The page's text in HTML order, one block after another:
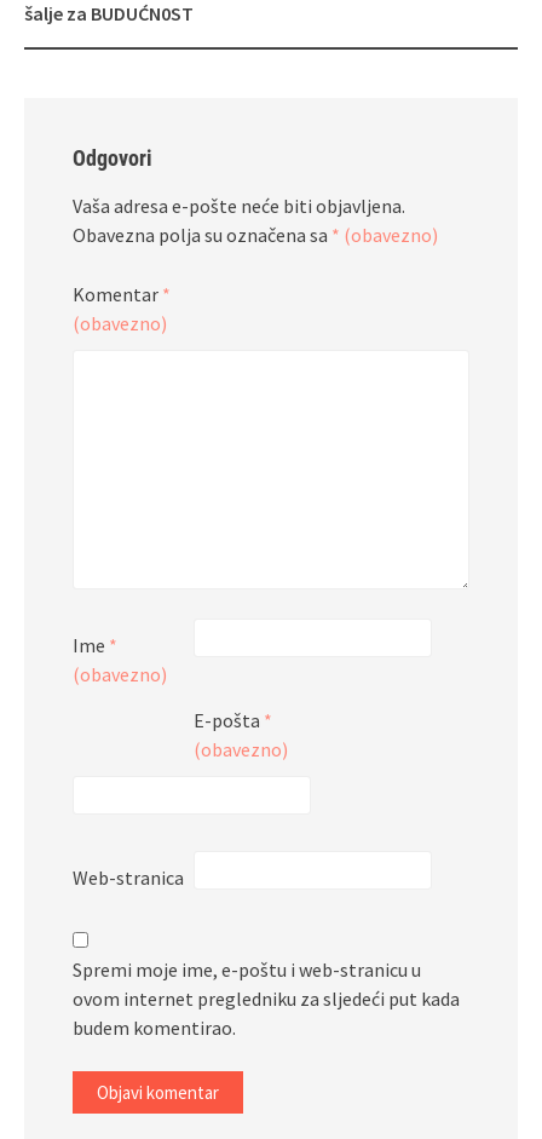
šalje za BUDUĆN0ST
Odgovori
Vaša adresa e-pošte neće biti objavljena.
Obavezna polja su označena sa * (obavezno)
Komentar *
(obavezno)
Ime *
(obavezno)
E-pošta *
(obavezno)
Web-stranica
Spremi moje ime, e-poštu i web-stranicu u
ovom internet pregledniku za sljedeći put kada
budem komentirao.